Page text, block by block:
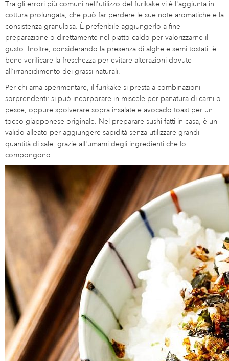
Tra gli errori più comuni nell'utilizzo del furikake vi è l'aggiunta in
cottura prolungata, che può far perdere le sue note aromatiche e la
consistenza granulosa. È preferibile aggiungerlo a fine
preparazione o direttamente nel piatto caldo per valorizzarne il
gusto. Inoltre, considerando la presenza di alghe e semi tostati, è
bene verificare la freschezza per evitare alterazioni dovute
all'irrancidimento dei grassi naturali.
Per chi ama sperimentare, il furikake si presta a combinazioni
sorprendenti: si può incorporare in miscele per panatura di carni o
pesce, oppure spolverare sopra insalate e avocado toast per un
tocco giapponese originale. Nel preparare sushi fatti in casa, è un
valido alleato per aggiungere sapidità senza utilizzare grandi
quantità di sale, grazie all'umami degli ingredienti che lo
compongono.